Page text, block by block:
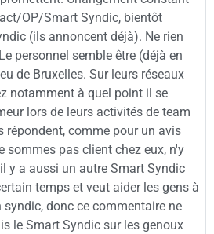
OP/Smart Syndic, bientôt
(ils annoncent déjà). Ne rien
personnel semble être (déjà en
de Bruxelles. Sur leurs réseaux
notamment à quel point il se
lors de leurs activités de team
répondent, comme pour un avis
sommes pas client chez eux, n'y
y a aussi un autre Smart Syndic
temps et veut aider les gens à
syndic, donc ce commentaire ne
le Smart Syndic sur les genoux